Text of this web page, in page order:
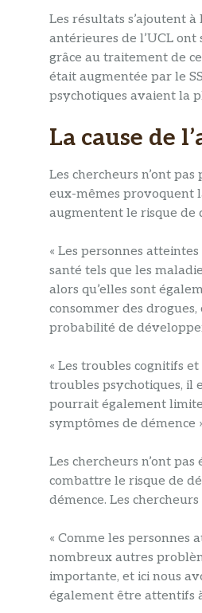
Les résultats s’ajoutent à
antérieures de l’UCL
grâce au traitement de
était augmentée par le
psychotiques avaient la
La cause de
Les chercheurs n’ont
eux-mêmes provoquent
augmentent le risque de
« Les personnes
santé tels que les
alors qu’elles sont
consommer des
probabilité de
« Les troubles cognitifs
troubles psychotiques, il
pourrait également
symptômes de démence
Les chercheurs n’ont
combattre le risque de
démence. Les
« Comme les personnes
nombreux autres
importante, et ici nous
également être attentifs